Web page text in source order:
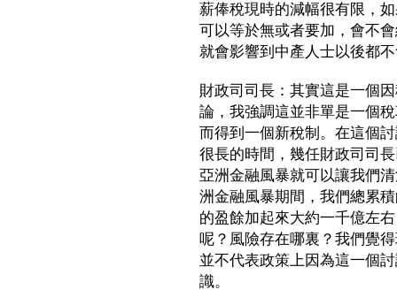
薪俸稅現時的減幅很有限，
可以等於無或者要加，會不
就會影響到中產人士以後都
財政司司長：其實這是一個
論，我強調這並非單是一個
而得到一個新稅制。在這個
很長的時間，幾任財政司司
亞洲金融風暴就可以讓我們
洲金融風暴期間，我們總累
的盈餘加起來大約一千億左
呢？風險存在哪裏？我們覺
並不代表政策上因為這一個
識。